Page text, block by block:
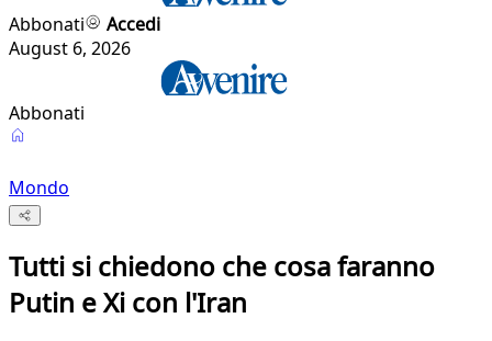
Abbonati
Accedi
August 6, 2026
Abbonati
Mondo
Tutti si chiedono che cosa faranno
Putin e Xi con l'Iran